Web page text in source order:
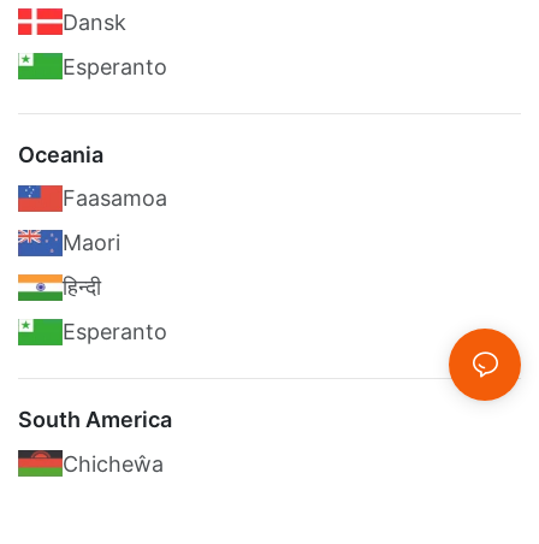
Dansk
Esperanto
Oceania
Faasamoa
Maori
हिन्दी
Esperanto
South America
Chicheŵa